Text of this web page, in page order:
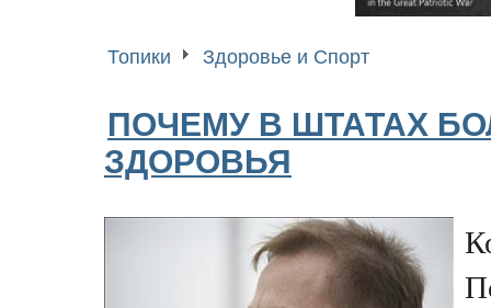
Топики Здоровье и Спорт
ПОЧЕМУ В ШТАТАХ
ЗДОРОВЬЯ